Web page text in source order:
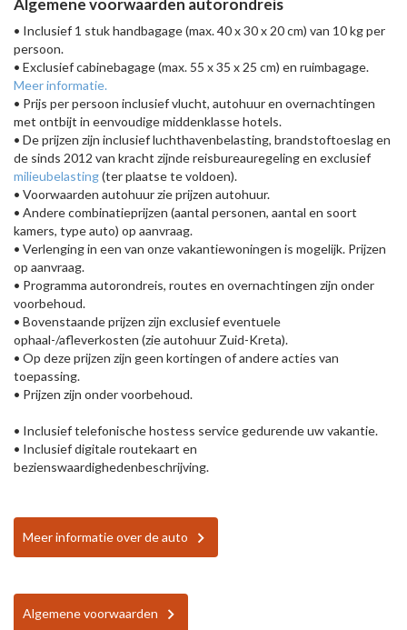
Algemene voorwaarden autorondreis
• Inclusief 1 stuk handbagage (max. 40 x 30 x 20 cm) van 10 kg per
persoon.
• Exclusief cabinebagage (max. 55 x 35 x 25 cm) en ruimbagage.
Meer informatie.
• Prijs per persoon inclusief vlucht, autohuur en overnachtingen
met ontbijt in eenvoudige middenklasse hotels.
• De prijzen zijn inclusief luchthavenbelasting, brandstoftoeslag en
de sinds 2012 van kracht zijnde reisbureauregeling en exclusief
milieubelasting(ter plaatse te voldoen).
• Voorwaarden autohuur zie prijzen autohuur.
• Andere combinatieprijzen (aantal personen, aantal en soort
kamers, type auto) op aanvraag.
• Verlenging in een van onze vakantiewoningen is mogelijk. Prijzen
op aanvraag.
• Programma autorondreis, routes en overnachtingen zijn onder
voorbehoud.
• Bovenstaande prijzen zijn exclusief eventuele
ophaal-/afleverkosten (zie autohuur Zuid-Kreta).
• Op deze prijzen zijn geen kortingen of andere acties van
toepassing.
• Prijzen zijn onder voorbehoud.
• Inclusief telefonische hostess service gedurende uw vakantie.
• Inclusief digitale routekaart en
bezienswaardighedenbeschrijving.
Meer informatie over de auto
Algemene voorwaarden